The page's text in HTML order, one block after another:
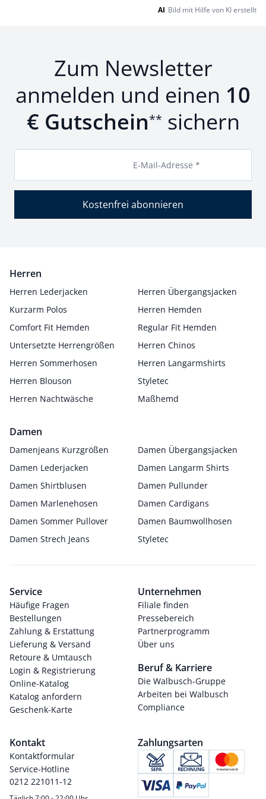
AI Bild mit Hilfe von KI erstellt
Zum Newsletter
anmelden und einen 10
€ Gutschein** sichern
E-Mail-Adresse *
Kostenfrei abonnieren
Herren
Herren Lederjacken
Herren Übergangsjacken
Kurzarm Polos
Herren Hemden
Comfort Fit Hemden
Regular Fit Hemden
Untersetzte Herrengrößen
Herren Chinos
Herren Sommerhosen
Herren Langarmshirts
Herren Blouson
Styletec
Herren Nachtwäsche
Maßhemd
Damen
Damenjeans Kurzgrößen
Damen Übergangsjacken
Damen Lederjacken
Damen Langarm Shirts
Damen Shirtblusen
Damen Pullunder
Damen Marlenehosen
Damen Cardigans
Damen Sommer Pullover
Damen Baumwollhosen
Damen Strech Jeans
Styletec
Service
Häufige Fragen
Bestellungen
Zahlung & Erstattung
Lieferung & Versand
Retoure & Umtausch
Login & Registrierung
Online-Katalog
Katalog anfordern
Geschenk-Karte
Unternehmen
Filiale finden
Pressebereich
Partnerprogramm
Über uns
Beruf & Karriere
Die Walbusch-Gruppe
Arbeiten bei Walbusch
Compliance
Kontakt
Kontaktformular
Service-Hotline
0212 221011-12
Zahlungsarten